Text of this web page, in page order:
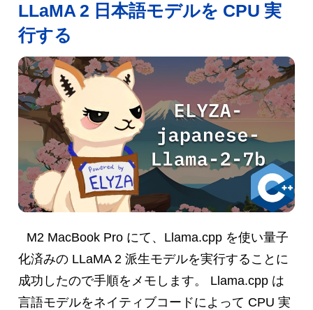
LLaMA 2 日本語モデルを CPU 実
行する
M2 MacBook Pro にて、Llama.cpp を使い量子
化済みの LLaMA 2 派生モデルを実行することに
成功したので手順をメモします。 Llama.cpp は
言語モデルをネイティブコードによって CPU 実